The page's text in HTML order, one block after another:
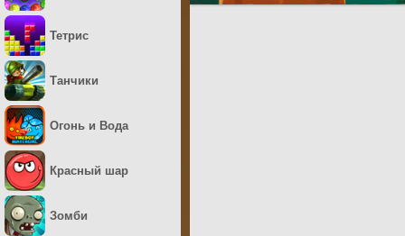
Тетрис
Танчики
Огонь и Вода
Красный шар
Зомби